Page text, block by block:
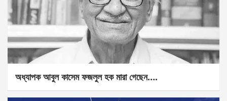
অধ্যাপক আবুল কাসেম ফজলুল হক মারা গেছেন….